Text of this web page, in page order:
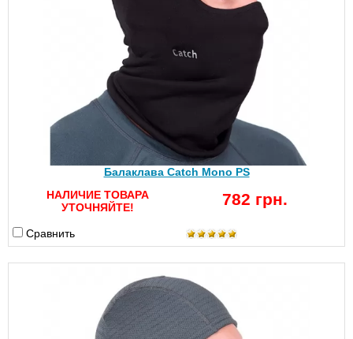
Балаклава Catch Mono PS
НАЛИЧИЕ ТОВАРА
УТОЧНЯЙТЕ!
782 грн.
Сравнить